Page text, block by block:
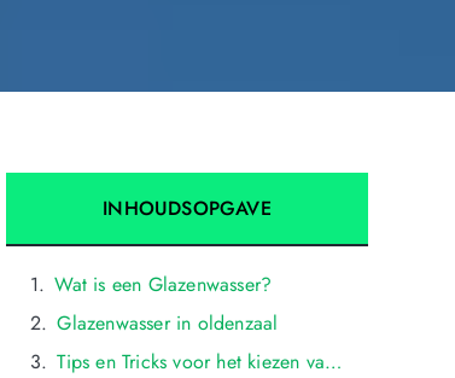
INHOUDSOPGAVE
Wat is een Glazenwasser?
Glazenwasser in oldenzaal
Tips en Tricks voor het kiezen van een Glazenwasser